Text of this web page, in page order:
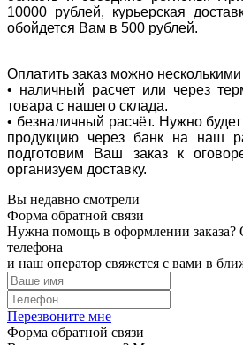
10000 рублей, курьерская
обойдется Вам в 500 рублей.
Оплатить заказ можно
• наличный расчет или через
товара с нашего склада.
• безналичный расчёт. Нужно
продукцию через банк на наш
подготовим Ваш заказ к
организуем доставку.
Вы недавно смотрели
Форма обратной связи
Нужна помощь в оформлении заказа?
телефона
и наш оператор свяжется с вами в
Перезвоните мне
Форма обратной связи